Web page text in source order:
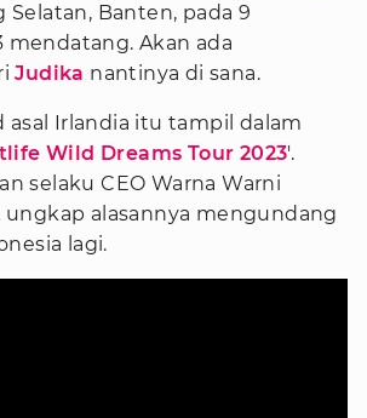
Selatan, Banten, pada 9
mendatang. Akan ada
Judika nantinya di sana.
asal Irlandia itu tampil dalam
Wild Dreams Tour 2023'.
selaku CEO Warna Warni
alasannya mengundang
lagi.